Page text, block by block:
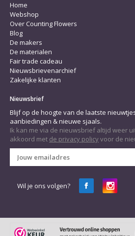
Home
Webshop
Over Counting Flowers
Blog
De makers
De materialen
Fair trade cadeau
Nieuwsbrievenarchief
Zakelijke klanten
Nieuwsbrief
Blijf op de hoogte van de laatste
aanbiedingen & nieuwe sjaals.
Ik kan me via de nieuwsbrief altijd weer
akkoord met de privacy policyvoor de
Wil je ons volgen?